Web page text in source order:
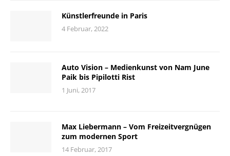
Künstlerfreunde in Paris
4 Februar, 2022
Auto Vision – Medienkunst von Nam June
Paik bis Pipilotti Rist
1 Juni, 2017
Max Liebermann – Vom Freizeitvergnügen
zum modernen Sport
14 Februar, 2017